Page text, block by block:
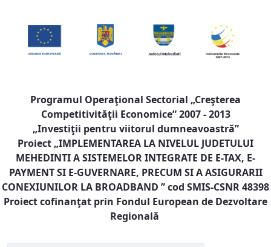
Programul Operaţional Sectorial „Creşterea
Competitivităţii Economice” 2007 - 2013
„Investiţii pentru viitorul dumneavoastră”
Proiect „IMPLEMENTAREA LA NIVELUL JUDETULUI
MEHEDINTI A SISTEMELOR INTEGRATE DE E-TAX, E-
PAYMENT SI E-GUVERNARE, PRECUM SI A ASIGURARII
CONEXIUNILOR LA BROADBAND ” cod SMIS-CSNR 48398
Proiect cofinanţat prin Fondul European de Dezvoltare
Regională